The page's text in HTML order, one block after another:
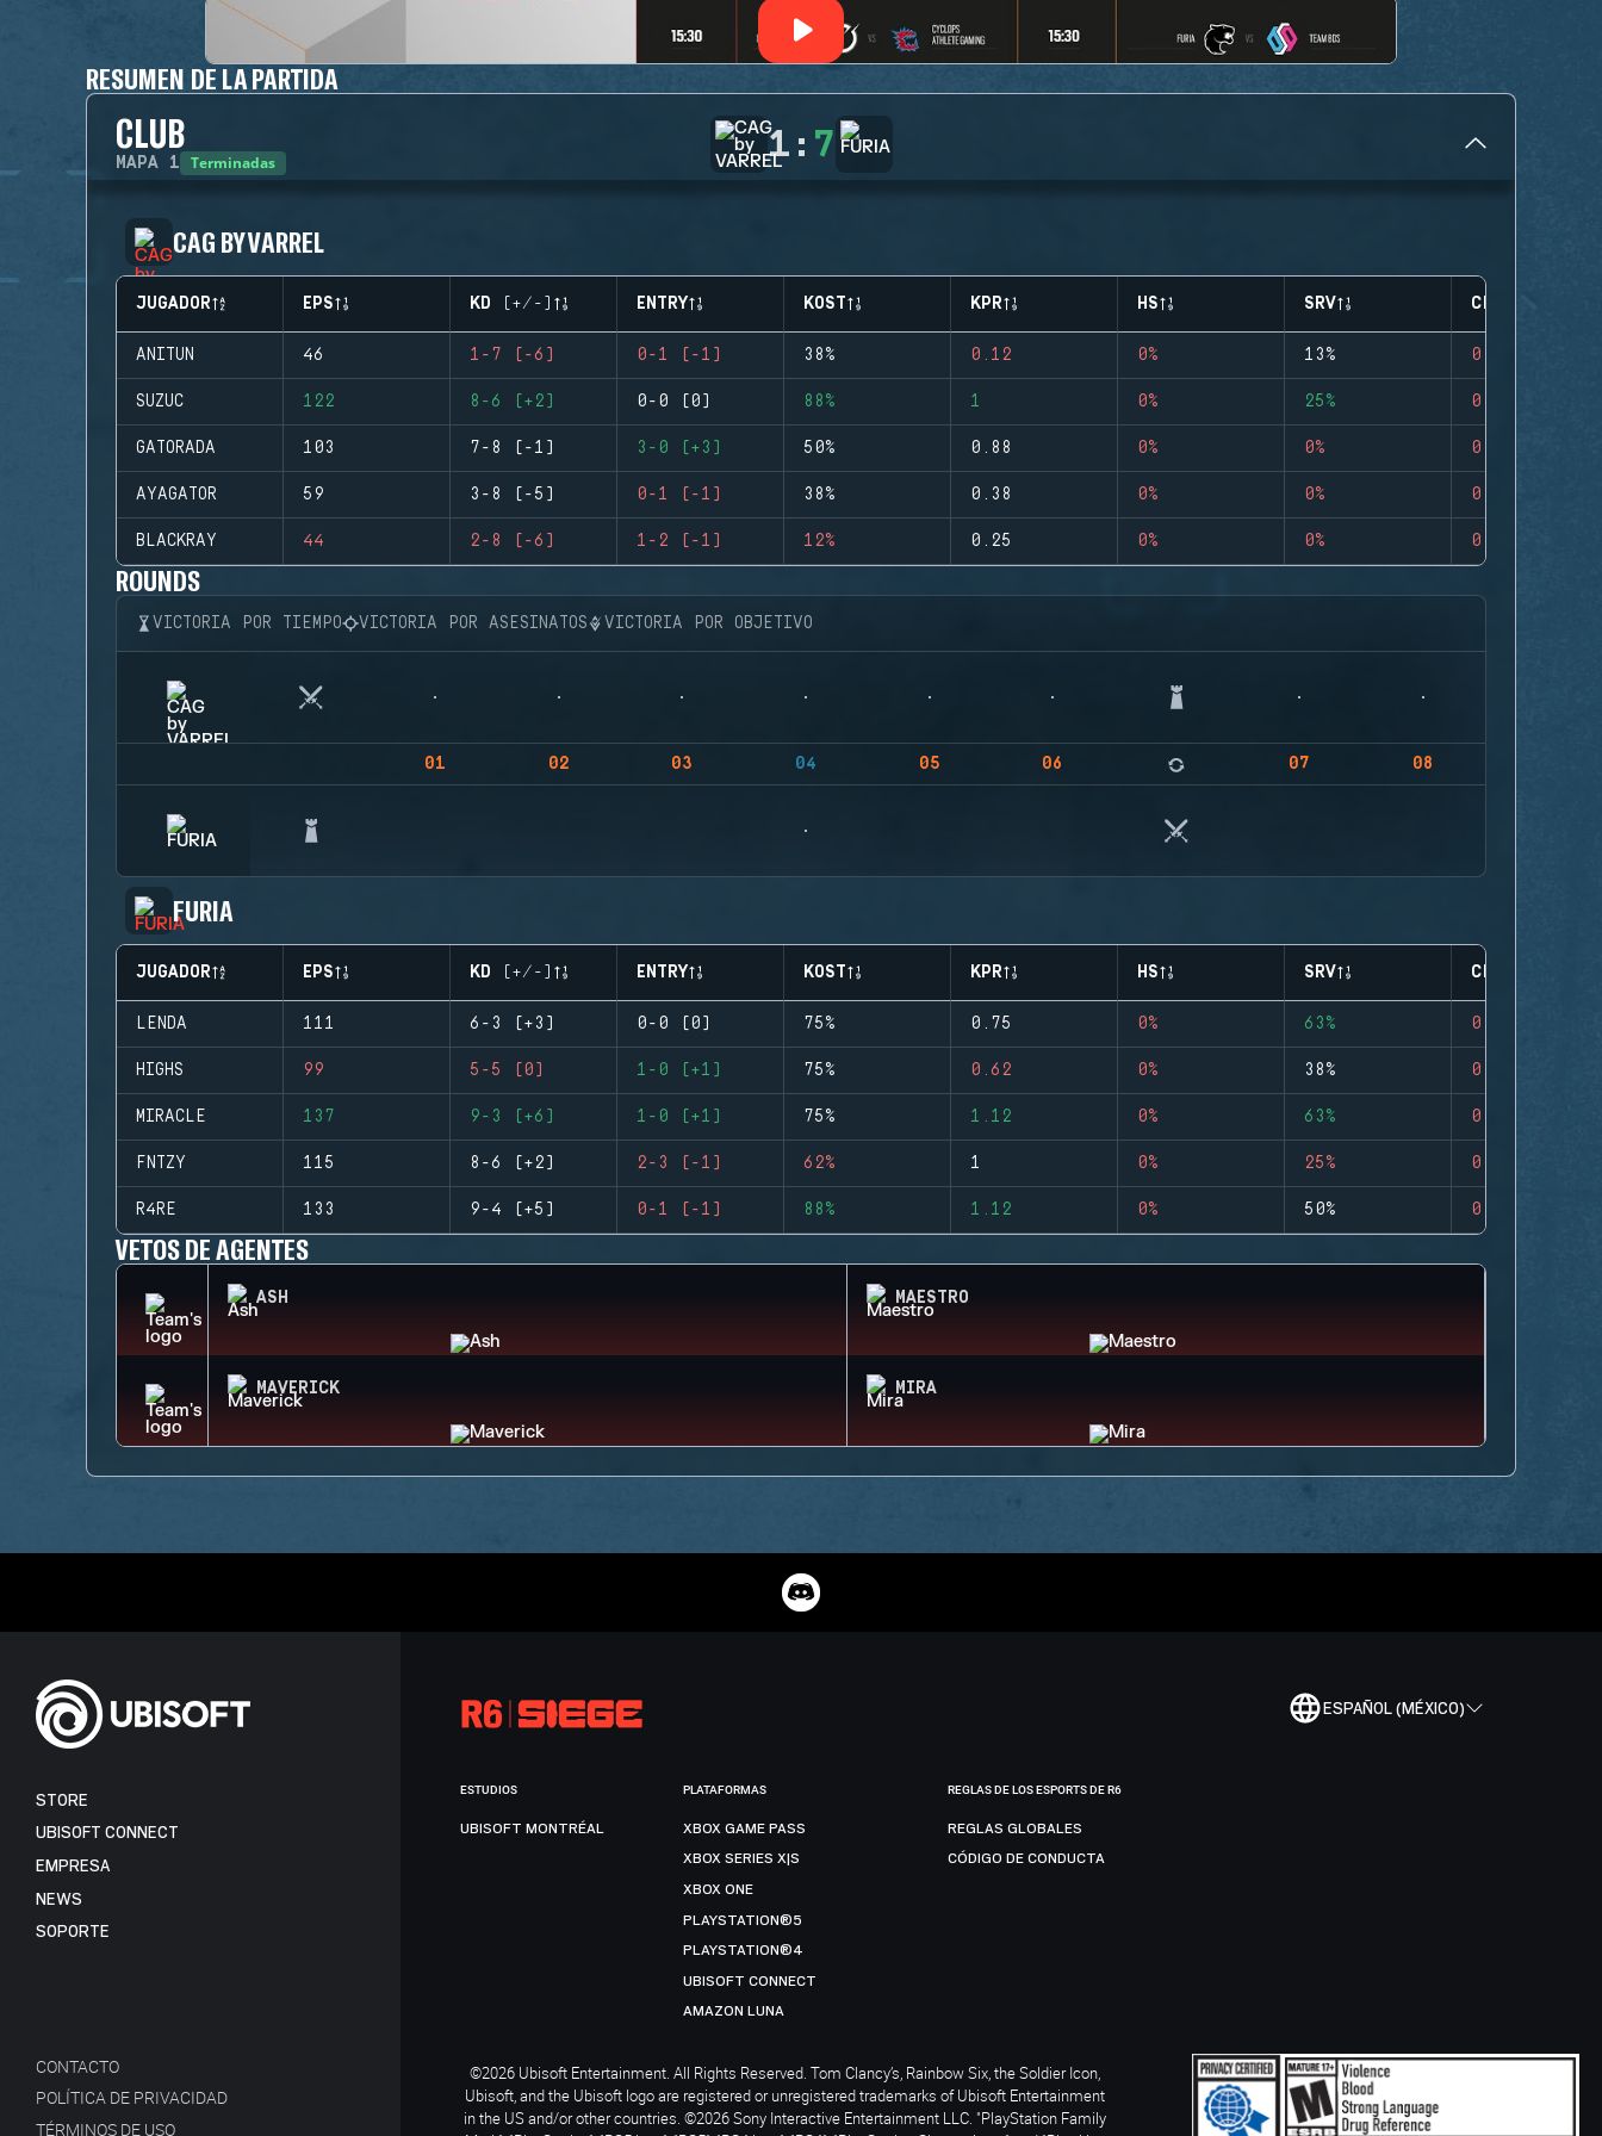
RESUMEN DE LA PARTIDA
CLUB
MAPA 1 Terminadas 1 : 7
CAG BY VARREL
JUGADOR EPS KD (+/-) ENTRY KOST KPR HS SRV CLUTCHES
ANITUN 46 1-7 (-6) 0-1 (-1) 38% 0.12 0% 13% 0
SUZUC 122 8-6 (+2) 0-0 (0) 88% 1 0% 25% 0
GATORADA 103 7-8 (-1) 3-0 (+3) 50% 0.88 0% 0% 0
AYAGATOR 59 3-8 (-5) 0-1 (-1) 38% 0.38 0% 0% 0
BLACKRAY 44 2-8 (-6) 1-2 (-1) 12% 0.25 0% 0% 0
ROUNDS
VICTORIA POR TIEMPO VICTORIA POR ASESINATOS VICTORIA POR OBJETIVO
01 02 03 04 05 06 07 08
FURIA
JUGADOR EPS KD (+/-) ENTRY KOST KPR HS SRV CLUTCHES
LENDA 111 6-3 (+3) 0-0 (0) 75% 0.75 0% 63% 0
HIGHS 99 5-5 (0) 1-0 (+1) 75% 0.62 0% 38% 0
MIRACLE 137 9-3 (+6) 1-0 (+1) 75% 1.12 0% 63% 0
FNTZY 115 8-6 (+2) 2-3 (-1) 62% 1 0% 25% 0
R4RE 133 9-4 (+5) 0-1 (-1) 88% 1.12 0% 50% 0
VETOS DE AGENTES
ASH MAESTRO
MAVERICK MIRA
ESPAÑOL (MÉXICO)
STORE
UBISOFT CONNECT
EMPRESA
NEWS
SOPORTE
CONTACTO
POLÍTICA DE PRIVACIDAD
TÉRMINOS DE USO
ESTUDIOS
UBISOFT MONTRÉAL
PLATAFORMAS
XBOX GAME PASS
XBOX SERIES X|S
XBOX ONE
PLAYSTATION®5
PLAYSTATION®4
UBISOFT CONNECT
AMAZON LUNA
REGLAS DE LOS ESPORTS DE R6
REGLAS GLOBALES
CÓDIGO DE CONDUCTA
©2026 Ubisoft Entertainment. All Rights Reserved. Tom Clancy’s, Rainbow Six, the Soldier Icon,
Ubisoft, and the Ubisoft logo are registered or unregistered trademarks of Ubisoft Entertainment
in the US and/or other countries. ©2026 Sony Interactive Entertainment LLC. "PlayStation Family